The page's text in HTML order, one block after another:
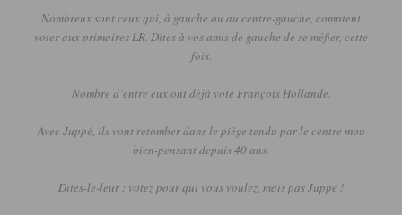
Nombreux sont ceux qui, à gauche ou au centre-gauche, comptent
voter aux primairesLR. Dites à vos amis de gauche de se méfier, cette
fois.
Nombre d’entre eux ont déjà voté François Hollande.
Avec Juppé, ils vont retomber dans le piège tendu par le centre mou
bien-pensant depuis 40 ans.
Dites-le-leur : votez pour qui vous voulez, mais pas Juppé !